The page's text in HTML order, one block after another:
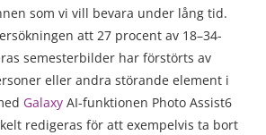
som vi vill bevara under lång tid.
att 27 procent av 18–34-
semesterbilder har förstörts av
eller andra störande element i
Galaxy AI-funktionen Photo Assist6
redigeras för att exempelvis ta bort